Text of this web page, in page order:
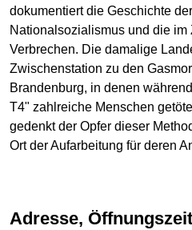
dokumentiert die Geschichte
Nationalsozialismus und die
Verbrechen. Die damalige
Zwischenstation zu den
Brandenburg, in denen
T4" zahlreiche Menschen
gedenkt der Opfer dieser
Ort der Aufarbeitung für deren
Adresse,